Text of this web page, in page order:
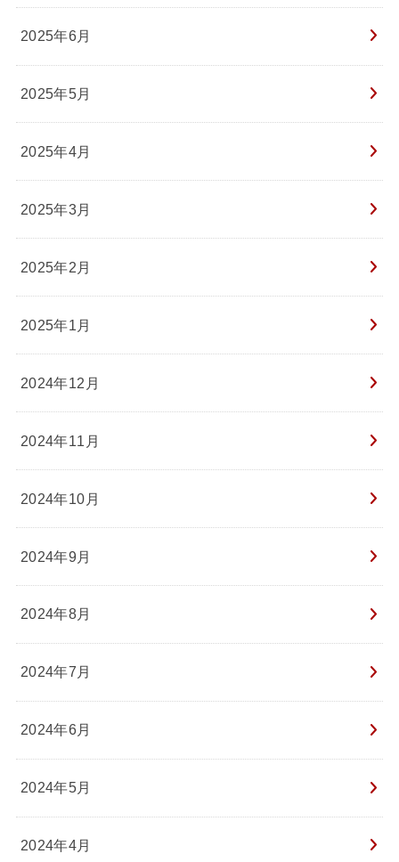
2025年6月
2025年5月
2025年4月
2025年3月
2025年2月
2025年1月
2024年12月
2024年11月
2024年10月
2024年9月
2024年8月
2024年7月
2024年6月
2024年5月
2024年4月